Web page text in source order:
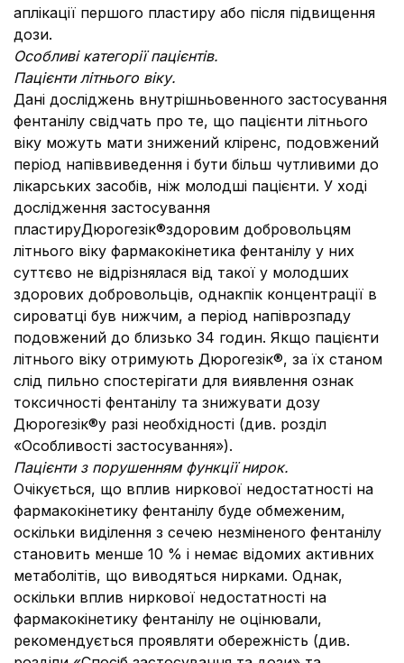
аплікації першого пластиру або після підвищення
дози.
Особливі категорії пацієнтів.
Пацієнти літнього віку.
Дані досліджень внутрішньовенного застосування
фентанілу свідчать про те, що пацієнти літнього
віку можуть мати знижений кліренс, подовжений
період напіввиведення і бути більш чутливими до
лікарських засобів, ніж молодші пацієнти. У ході
дослідження застосування
пластируДюрогезік®здоровим добровольцям
літнього віку фармакокінетика фентанілу у них
суттєво не відрізнялася від такої у молодших
здорових добровольців, однакпік концентрації в
сироватці був нижчим, а період напіврозпаду
подовжений до близько 34 годин. Якщо пацієнти
літнього віку отримують Дюрогезік®, за їх станом
слід пильно спостерігати для виявлення ознак
токсичності фентанілу та знижувати дозу
Дюрогезік®у разі необхідності (див. розділ
«Особливості застосування»).
Пацієнти з порушенням функції нирок.
Очікується, що вплив ниркової недостатності на
фармакокінетику фентанілу буде обмеженим,
оскільки виділення з сечею незміненого фентанілу
становить менше 10 % і немає відомих активних
метаболітів, що виводяться нирками. Однак,
оскільки вплив ниркової недостатності на
фармакокінетику фентанілу не оцінювали,
рекомендується проявляти обережність (див.